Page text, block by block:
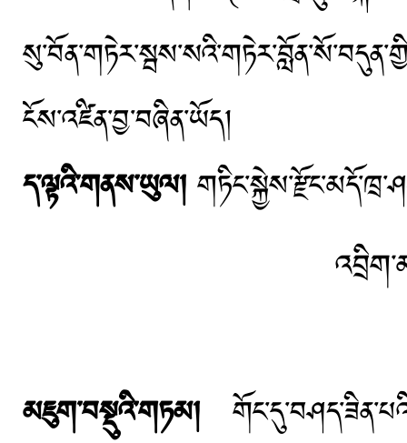
ངོས་འཛིན་བྱ་བཞིན་ཡོད།
ད་ལྟའི་གནས་ཡུལ།
མཇུག་བསྡུའི་གཏམ།